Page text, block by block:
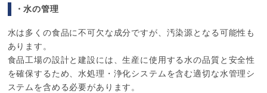
・水の管理
水は多くの食品に不可欠な成分ですが、汚染源となる可能性も
あります。
食品工場の設計と建設には、生産に使用する水の品質と安全性
を確保するため、水処理・浄化システムを含む適切な水管理シ
ステムを含める必要があります。